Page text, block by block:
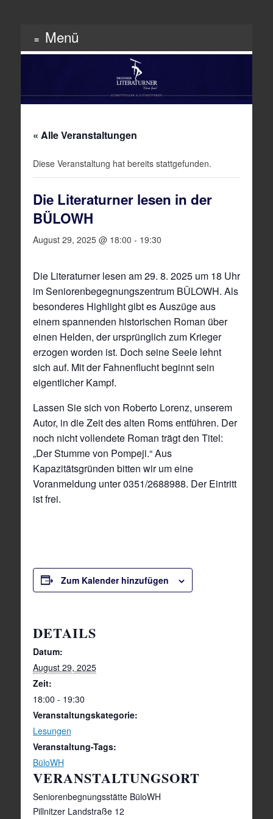
Schriftsteller & Autorenverein
Menü
« Alle Veranstaltungen
Diese Veranstaltung hat bereits stattgefunden.
Die Literaturner lesen in der
BÜLOWH
August 29, 2025 @ 18:00 - 19:30
Die Literaturner lesen am 29. 8. 2025 um 18 Uhr
im Seniorenbegegnungszentrum BÜLOWH. Als
besonderes Highlight gibt es Auszüge aus
einem spannenden historischen Roman über
einen Helden, der ursprünglich zum Krieger
erzogen worden ist. Doch seine Seele lehnt
sich auf. Mit der Fahnenflucht beginnt sein
eigentlicher Kampf.
Lassen Sie sich von Roberto Lorenz, unserem
Autor, in die Zeit des alten Roms entführen. Der
noch nicht vollendete Roman trägt den Titel:
„Der Stumme von Pompeji.“ Aus
Kapazitätsgründen bitten wir um eine
Voranmeldung unter 0351/2688988. Der Eintritt
ist frei.
Zum Kalender hinzufügen
DETAILS
Datum:
August 29, 2025
Zeit:
18:00 - 19:30
Veranstaltungskategorie:
Lesungen
Veranstaltung-Tags:
BüloWH
VERANSTALTUNGSORT
Seniorenbegnungsstätte BüloWH
Pillnitzer Landstraße 12